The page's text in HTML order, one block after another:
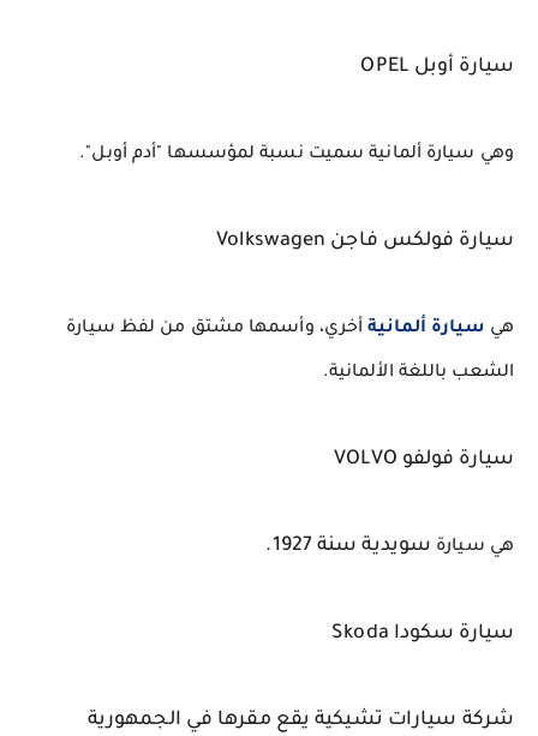
سيارة أوبل OPEL
وهي سيارة ألمانية سميت نسبة لمؤسسها "أدم أوبل".
سيارة فولكس فاجن Volkswagen
هي سيارة ألمانية
الشعب باللغة الألمانية.
سيارة فولفو VOLVO
هي سيارة سويدية سنة 1927.
سيارة سكودا Skoda